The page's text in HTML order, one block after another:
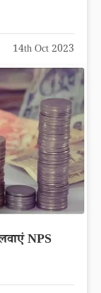
14th Oct 2023
NPS